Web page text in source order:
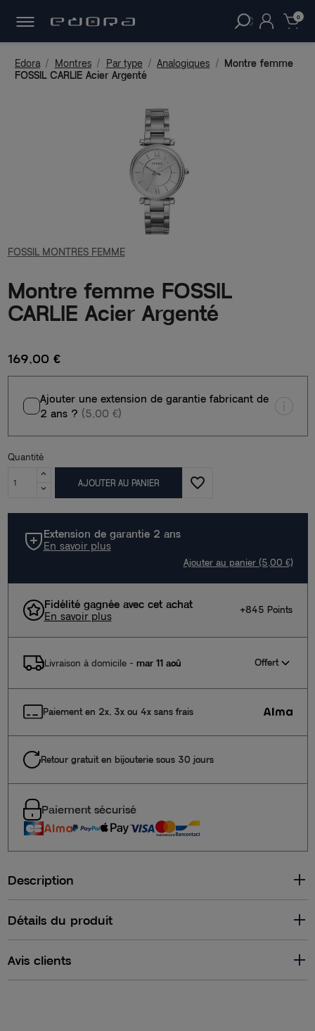
clear 0
Edora Montres Par type Analogiques
Montre femme
FOSSIL CARLIE Acier Argenté
FOSSIL MONTRES FEMME
Montre femme FOSSIL
CARLIE Acier Argenté
169,00 €
Ajouter une extension de garantie fabricant de
2 ans ? (5,00 €)
Quantité
AJOUTER AU PANIER favorite_border
Extension de garantie 2 ans
En savoir plus
Ajouter au panier (5,00 €)
Fidélité gagnée avec cet achat
En savoir plus
+845 Points
Livraison à domicile- mar 11 aoû Offert
Paiement en 2x, 3x ou 4x sans frais
Retour gratuit en bijouterie sous 30 jours
Paiement sécurisé
Description
Détails du produit
Avis clients